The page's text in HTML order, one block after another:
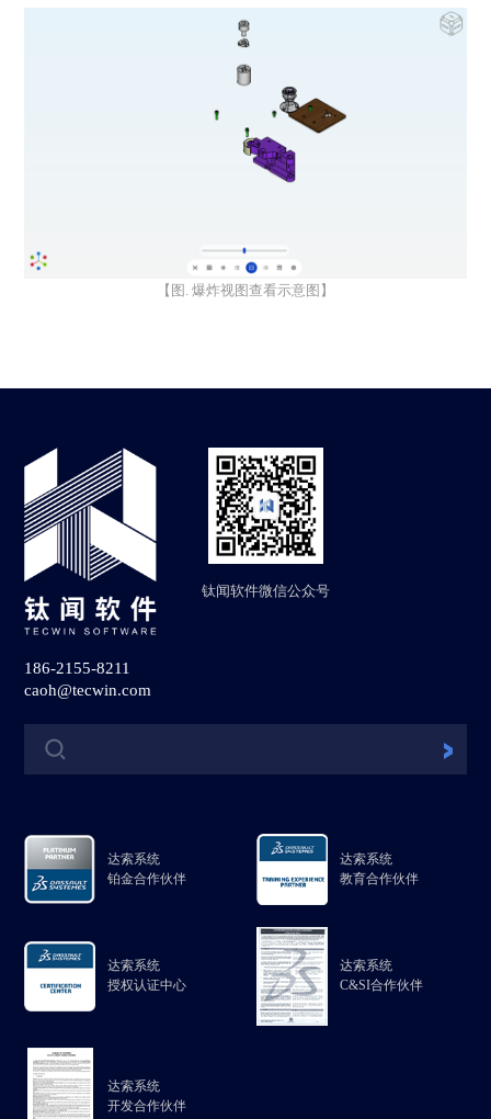
【图. 爆炸视图查看示意图】
钛闻软件微信公众号
186-2155-8211
caoh@tecwin.com
达索系统
铂金合作伙伴
达索系统
教育合作伙伴
达索系统
授权认证中心
达索系统
C&SI合作伙伴
达索系统
开发合作伙伴